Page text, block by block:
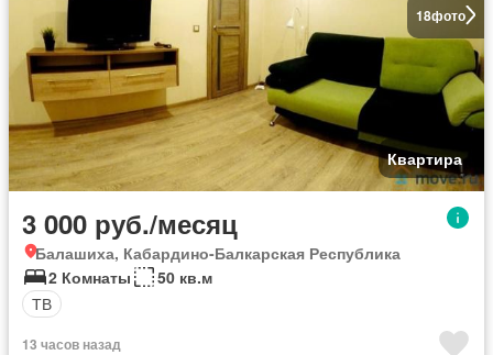
18фото
Квартира
3 000 руб./месяц
Балашиха, Кабардино-Балкарская Республика
2 Комнаты
50 кв.м
ТВ
13 часов назад